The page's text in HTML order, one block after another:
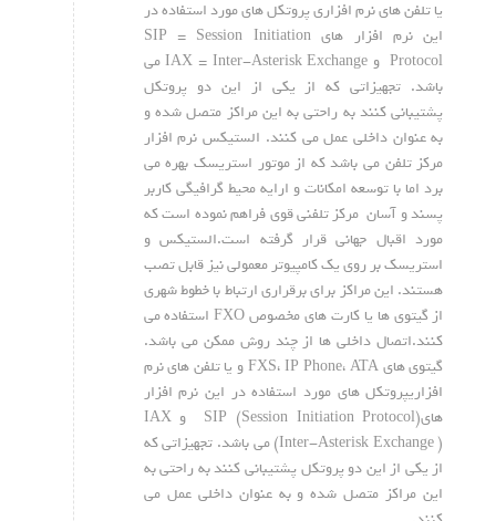
یا تلفن های نرم افزاری پروتکل های مورد استفاده در
این نرم افزار های SIP = Session Initiation
Protocol و IAX = Inter-Asterisk Exchange می
باشد. تجهیزاتی که از یکی از این دو پروتکل
پشتیبانی کنند به راحتی به این مراکز متصل شده و
به عنوان داخلی عمل می کنند. الستیکس نرم افزار
مرکز تلفن می باشد که از موتور استریسک بهره می
برد اما با توسعه امکانات و ارایه محیط گرافیگی کاربر
پسند و آسان مرکز تلفنی قوی فراهم نموده است که
مورد اقبال جهانی قرار گرفته است.الستیکس و
استریسک بر روی یک کامپیوتر معمولی نیز قابل تصب
هستند. این مراکز برای برقراری ارتباط با خطوط شهری
از گیتوی ها یا کارت های مخصوص FXO استفاده می
کنند.اتصال داخلی ها از چند روش ممکن می باشد.
گیتوی های FXS، IP Phone، ATA و یا تلفن های نرم
افزاریپروتکل های مورد استفاده در این نرم افزار
های(Session Initiation Protocol) SIP و IAX
(Inter-Asterisk Exchange ) می باشد. تجهیزاتی که
از یکی از این دو پروتکل پشتیبانی کنند به راحتی به
این مراکز متصل شده و به عنوان داخلی عمل می